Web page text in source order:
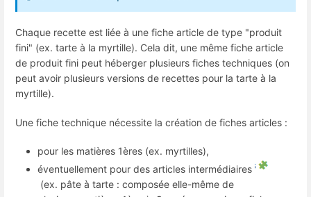
Chaque recette est liée à une fiche article de type "produit
fini" (ex. tarte à la myrtille). Cela dit, une même fiche article
de produit fini peut héberger plusieurs fiches techniques (on
peut avoir plusieurs versions de recettes pour la tarte à la
myrtille).
Une fiche technique nécessite la création de fiches articles :
pour les matières 1ères (ex. myrtilles),
éventuellement pour des articles intermédiaires
(ex. pâte à tarte : composée elle-même de